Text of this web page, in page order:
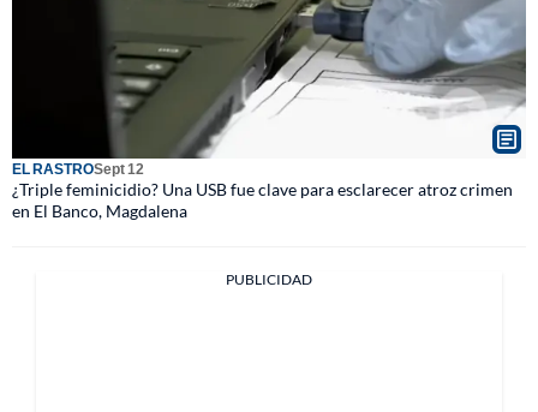
EL RASTROSept 12
¿Triple feminicidio? Una USB fue clave para esclarecer atroz crimen
en El Banco, Magdalena
PUBLICIDAD